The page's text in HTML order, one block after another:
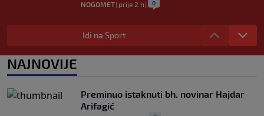
NOGOMET| prije 2 h | 0
Enes Kanter Freedom želi na WNBA
draft: Neobičnim potezom pokušava
0
na pripremama, bolji bio Eintracht
NOGOMET 0
Idi na Sport
NAJNOVIJE
Preminuo istaknuti bh. novinar Hajdar
Arifagić